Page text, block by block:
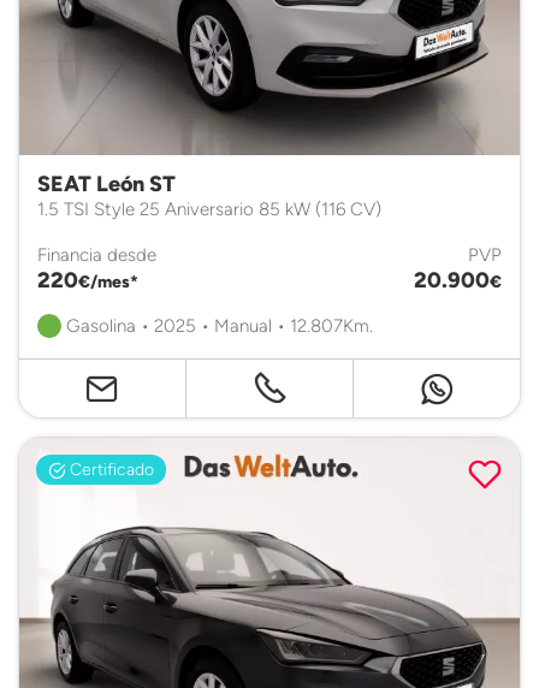
SEAT León ST
1.5 TSI Style 25 Aniversario 85 kW (116 CV)
Financia desde
220€/mes*
PVP
20.900€
Gasolina • 2025 • Manual • 12.807Km.
Certificado